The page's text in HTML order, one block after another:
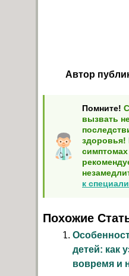
Автор
Помните!
вызвать
к
Похожие
детей: как
вовремя и